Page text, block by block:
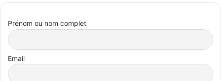
Prénom ou nom complet
Email